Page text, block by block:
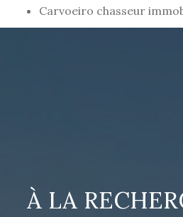
Carvoeiro chasseur
À LA